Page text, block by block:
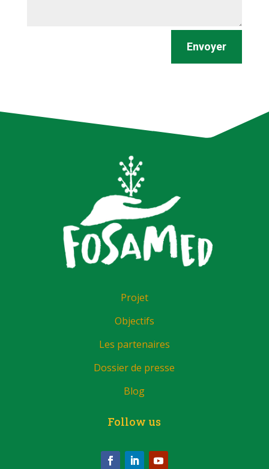
Envoyer
Projet
Objectifs
Les partenaires
Dossier de presse
Blog
Follow us